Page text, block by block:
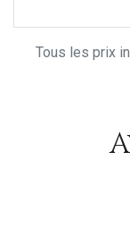
Tous les prix